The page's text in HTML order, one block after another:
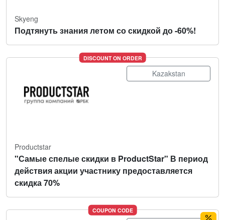
Skyeng
Подтянуть знания летом со скидкой до -60%!
DISCOUNT ON ORDER
Kazakstan
Productstar
"Самые спелые скидки в ProductStar" В период
действия акции участнику предоставляется
скидка 70%
COUPON CODE